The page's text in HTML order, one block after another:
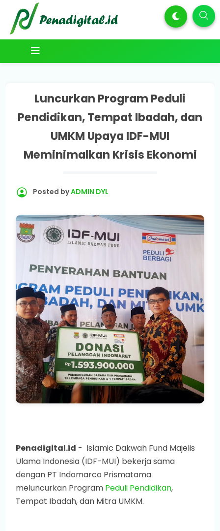
Luncurkan Program Peduli
Pendidikan, Tempat Ibadah, dan
UMKM Upaya IDF-MUI
Meminimalkan Krisis Ekonomi
Posted byADMIN DYL
Penadigital.id - Islamic Dakwah Fund Majelis
Ulama Indonesia (IDF-MUI) bekerja sama
dengan PT Indomarco Prismatama
meluncurkan Program Peduli Pendidikan,
Tempat Ibadah, dan Mitra UMKM.